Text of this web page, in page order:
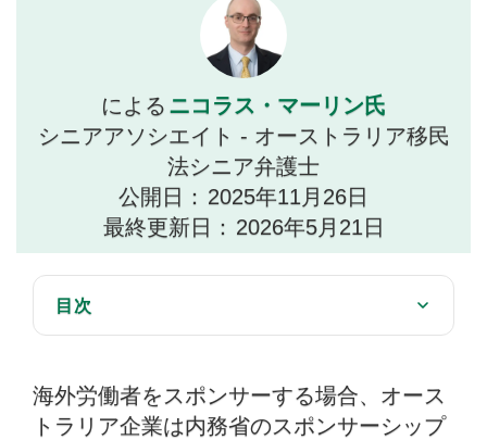
による ニコラス・マーリン氏
シニアアソシエイト - オーストラリア移民
法シニア弁護士
公開日： 2025年11月26日
最終更新日： 2026年5月21日
目次
記録管理と通知の重要な役割
海外労働者をスポンサーする場合、オース
トラリア企業は内務省のスポンサーシップ